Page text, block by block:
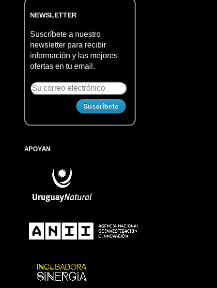
NEWSLETTER
Suscríbete a nuestro
newsletter para recibir
información y las mejores
ofertas en tu email.
APOYAN